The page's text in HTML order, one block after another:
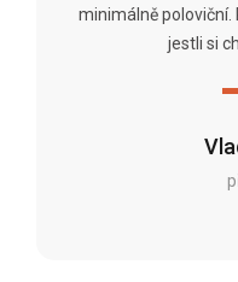
minimálně
jestli si